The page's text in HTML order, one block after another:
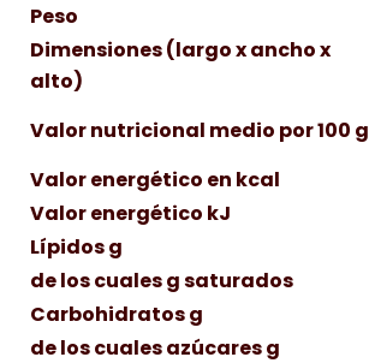
Peso
Dimensiones (largo x ancho x
alto)
Valor nutricional medio por 100 g
Valor energético en kcal
Valor energético kJ
Lípidos g
de los cuales g saturados
Carbohidratos g
de los cuales azúcares g